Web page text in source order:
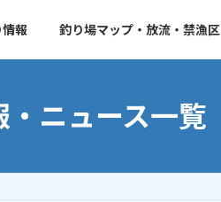
報 釣り場マップ・放流・禁漁区
・ニュース一覧